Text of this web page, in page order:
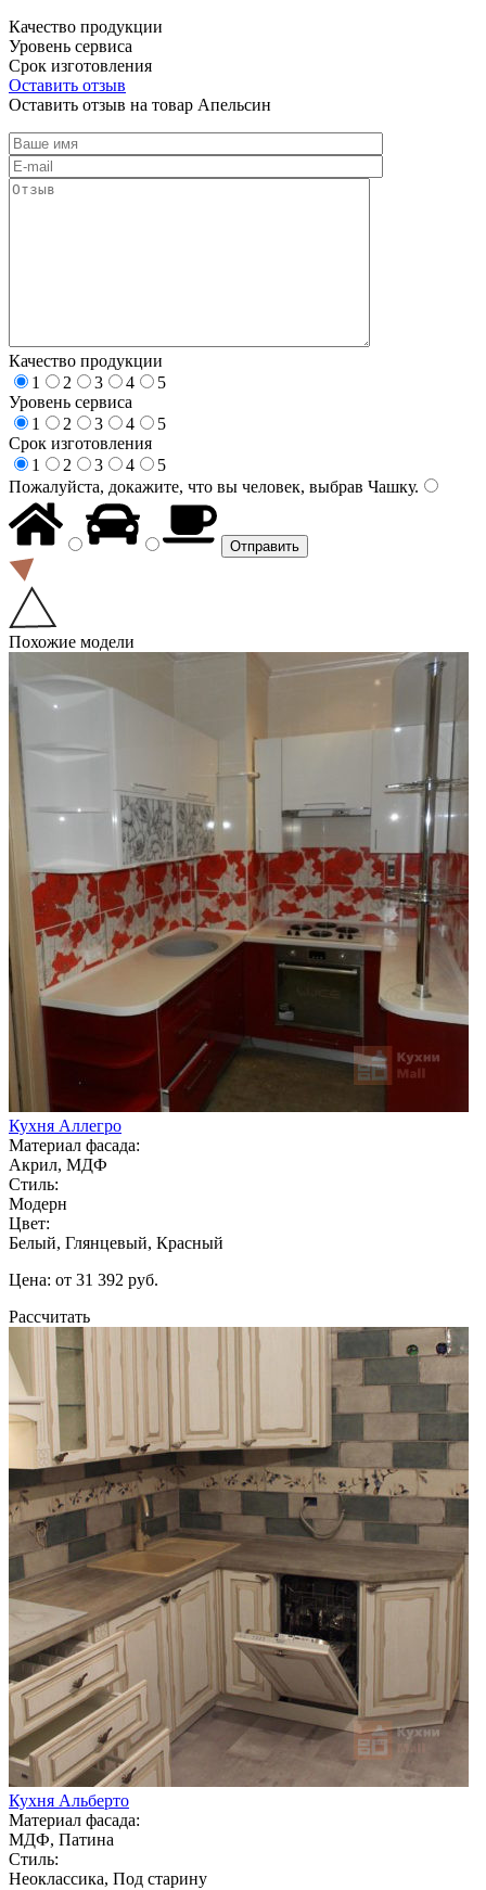
Качество продукции
Уровень сервиса
Срок изготовления
Оставить отзыв
Оставить отзыв на товар Апельсин
Качество продукции
1
2 3 4
5
Уровень сервиса
1
2 3 4
5
Срок изготовления
1
2 3 4
5
Пожалуйста, докажите, что вы человек, выбрав Чашку.
Похожие модели
Кухня Аллегро
Материал фасада:
Акрил, МДФ
Стиль:
Модерн
Цвет:
Белый, Глянцевый, Красный
Цена: от 31 392 руб.
Рассчитать
Кухня Альберто
Материал фасада:
МДФ, Патина
Стиль:
Неоклассика, Под старину